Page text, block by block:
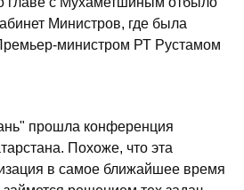
Министров, где была
министром РТ Рустамом
прошла конференция
Похоже, что эта
в самое ближайшее время